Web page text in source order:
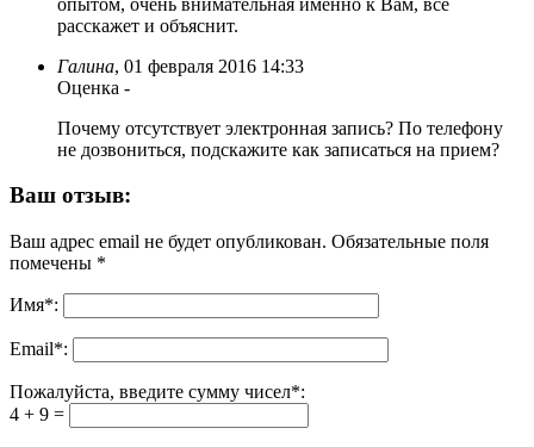
расскажет и объяснит.
Галина, 01 февраля 2016 14:33
Оценка -
Почему отсутствует электронная запись? По телефону
не дозвониться, подскажите как записаться на прием?
Ваш отзыв:
Ваш адрес email не будет опубликован. Обязательные поля
помечены *
Имя*:
Email*:
Пожалуйста, введите сумму чисел*:
4 + 9 =